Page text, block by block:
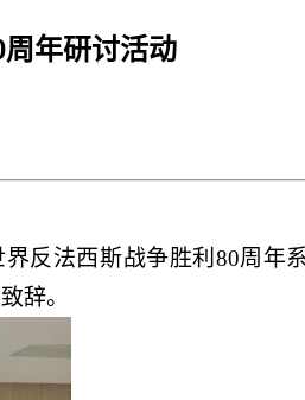
年研讨活动
反法西斯战争胜利80周年
辞。